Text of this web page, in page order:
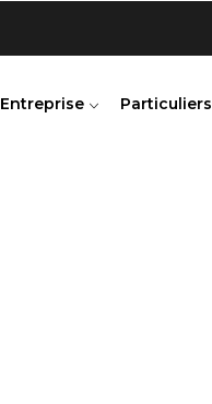
Entreprise Particuliers